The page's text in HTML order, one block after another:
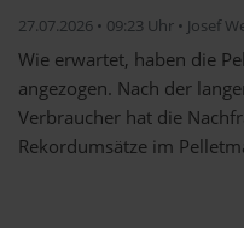
27.07.2026 • 09:23 Uhr • Josef
Wie erwartet, haben die
angezogen. Nach der
Verbraucher hat die
Rekordumsätze im